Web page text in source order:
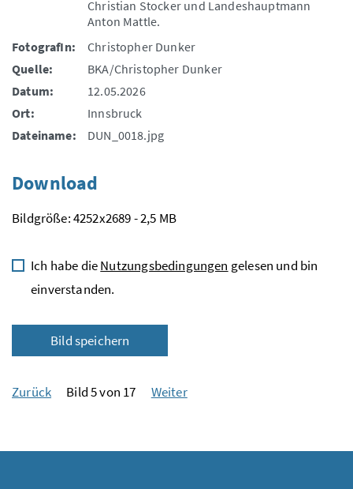
Christian Stocker und Landeshauptmann
Anton Mattle.
FotografIn:
Christopher Dunker
Quelle:
BKA/Christopher Dunker
Datum:
12.05.2026
Ort:
Innsbruck
Dateiname:
DUN_0018.jpg
Download
Bildgröße: 4252x2689 - 2,5 MB
Ich habe dieNutzungsbedingungen gelesen und bin
einverstanden.
Bild speichern
Zurück Bild 5 von 17 Weiter